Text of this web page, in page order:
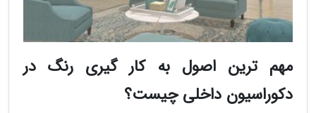
مهم ترین اصول به کار گیری رنگ در
دکوراسیون داخلی چیست؟